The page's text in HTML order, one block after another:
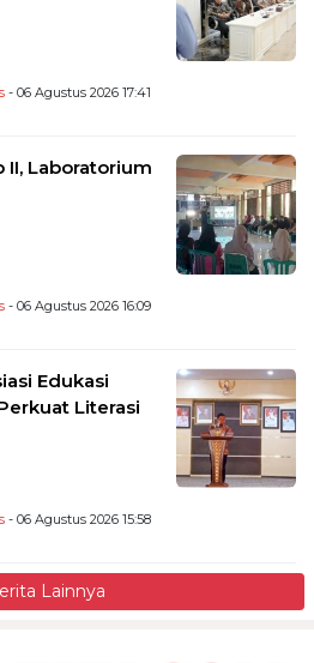
- 06 Agustus 2026 17:41
II, Laboratorium
- 06 Agustus 2026 16:09
Edukasi
Literasi
- 06 Agustus 2026 15:58
Lainnya